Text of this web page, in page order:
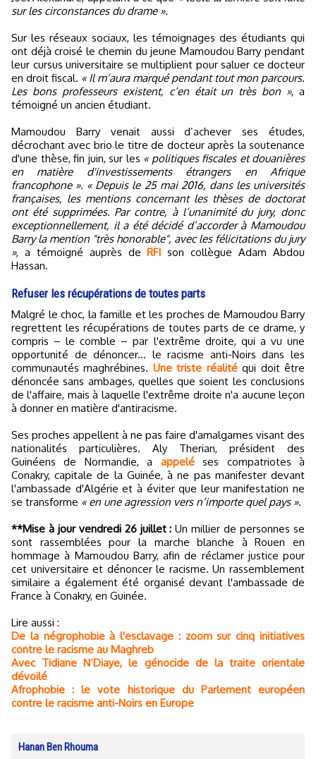
sur les circonstances du drame ».
Sur les réseaux sociaux, les témoignages des étudiants qui
ont déjà croisé le chemin du jeune Mamoudou Barry pendant
leur cursus universitaire se multiplient pour saluer ce docteur
en droit fiscal. « Il m’aura marqué pendant tout mon parcours.
Les bons professeurs existent, c’en était un très bon », a
témoigné un ancien étudiant.
Mamoudou Barry venait aussi d’achever ses études,
décrochant avec brio le titre de docteur après la soutenance
d'une thèse, fin juin, sur les « politiques fiscales et douanières
en matière d'investissements étrangers en Afrique
francophone ». « Depuis le 25 mai 2016, dans les universités
françaises, les mentions concernant les thèses de doctorat
ont été supprimées. Par contre, à l’unanimité du jury, donc
exceptionnellement, il a été décidé d’accorder à Mamoudou
Barry la mention "très honorable", avec les félicitations du jury
», a témoigné auprès deRFI son collègue Adam Abdou
Hassan.
Refuser les récupérations de toutes parts
Malgré le choc, la famille et les proches de Mamoudou Barry
regrettent les récupérations de toutes parts de ce drame, y
compris – le comble – par l'extrême droite, qui a vu une
opportunité de dénoncer... le racisme anti-Noirs dans les
communautés maghrébines. Une triste réalitéqui doit être
dénoncée sans ambages, quelles que soient les conclusions
de l'affaire, mais à laquelle l'extrême droite n'a aucune leçon
à donner en matière d'antiracisme.
Ses proches appellent à ne pas faire d'amalgames visant des
nationalités particulières. Aly Therian, président des
Guinéens de Normandie, a appeléses compatriotes à
Conakry, capitale de la Guinée, à ne pas manifester devant
l'ambassade d'Algérie et à éviter que leur manifestation ne
se transforme « en une agression vers n’importe quel pays ».
**Mise à jour vendredi 26 juillet : Un millier de personnes se
sont rassemblées pour la marche blanche à Rouen en
hommage à Mamoudou Barry, afin de réclamer justice pour
cet universitaire et dénoncer le racisme. Un rassemblement
similaire a également été organisé devant l'ambassade de
France à Conakry, en Guinée.
Lire aussi :
De la négrophobie à l'esclavage : zoom sur cinq initiatives
contre le racisme au Maghreb
Avec Tidiane N’Diaye, le génocide de la traite orientale
dévoilé
Afrophobie : le vote historique du Parlement européen
contre le racisme anti-Noirs en Europe
Hanan Ben Rhouma